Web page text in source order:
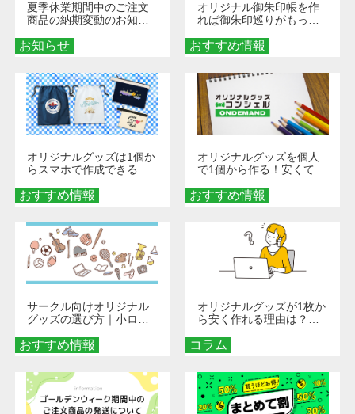
お知らせ
夏季休業期間中のご注文
商品の納期変動のお知ら
おすすめ情報
オリジナル御朱印帳を作
れば御朱印巡りがもっと
ダーメイドする魅力と選
び方
おすすめ情報
オリジナルグッズは1個か
らスマホで作成できる！
くなる巾着＆ポーチ活用
術
おすすめ情報
オリジナルグッズを個人
で1個から作る！安くて簡
秘訣
おすすめ情報
サークル向けオリジナル
グッズの選び方｜小ロッ
める秘訣
コラム
オリジナルグッズが1枚か
ら安く作れる理由は？オ
とメリットを解説